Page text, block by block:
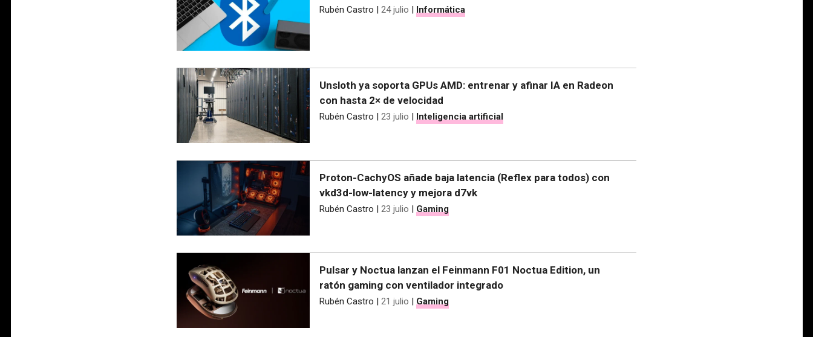
Rubén Castro | 24 julio | Informática
Unsloth ya soporta GPUs AMD: entrenar y afinar IA en Radeon
con hasta 2× de velocidad
Rubén Castro | 23 julio | Inteligencia artificial
Proton-CachyOS añade baja latencia (Reflex para todos) con
vkd3d-low-latency y mejora d7vk
Rubén Castro | 23 julio | Gaming
Pulsar y Noctua lanzan el Feinmann F01 Noctua Edition, un
ratón gaming con ventilador integrado
Rubén Castro | 21 julio | Gaming